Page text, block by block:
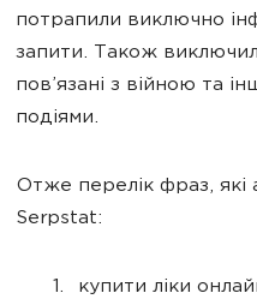
потрапили виключно
запити. Також
пов’язані з війною та
подіями.
Отже перелік фраз, які
Serpstat:
купити ліки